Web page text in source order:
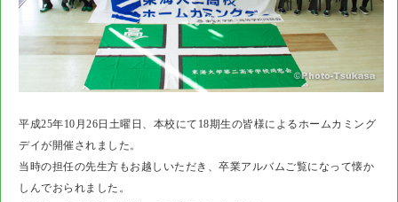
平成25年10月26日土曜日、本校にて18期生の皆様によるホームカミング
デイが開催されました。
当時の担任の先生方もお越しいただき、卒業アルバムご覧になって懐か
しんでおられました。